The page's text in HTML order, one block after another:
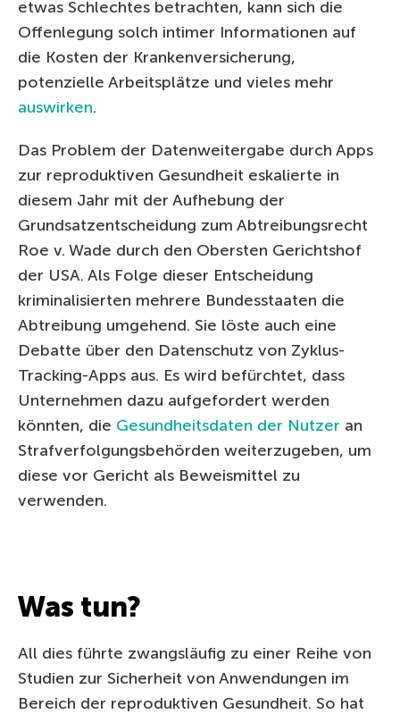
etwas Schlechtes betrachten, kann sich die
Offenlegung solch intimer Informationen auf
die Kosten der Krankenversicherung,
potenzielle Arbeitsplätze und vieles mehr
auswirken.
Das Problem der Datenweitergabe durch Apps
zur reproduktiven Gesundheit eskalierte in
diesem Jahr mit der Aufhebung der
Grundsatzentscheidung zum Abtreibungsrecht
Roe v. Wade durch den Obersten Gerichtshof
der USA. Als Folge dieser Entscheidung
kriminalisierten mehrere Bundesstaaten die
Abtreibung umgehend. Sie löste auch eine
Debatte über den Datenschutz von Zyklus-
Tracking-Apps aus. Es wird befürchtet, dass
Unternehmen dazu aufgefordert werden
könnten, die Gesundheitsdaten der Nutzer an
Strafverfolgungsbehörden weiterzugeben, um
diese vor Gericht als Beweismittel zu
verwenden.
Was tun?
All dies führte zwangsläufig zu einer Reihe von
Studien zur Sicherheit von Anwendungen im
Bereich der reproduktiven Gesundheit. So hat